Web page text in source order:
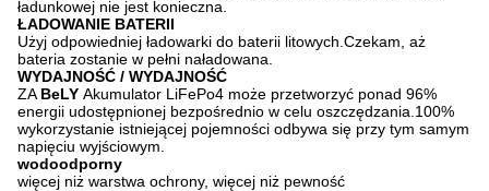
ładunkowej nie jest konieczna.
ŁADOWANIE BATERII
Użyj odpowiedniej ładowarki do baterii litowych.Czekam, aż
bateria zostanie w pełni naładowana.
WYDAJNOŚĆ / WYDAJNOŚĆ
ZA BeLY Akumulator LiFePo4 może przetworzyć ponad 96%
energii udostępnionej bezpośrednio w celu oszczędzania.100%
wykorzystanie istniejącej pojemności odbywa się przy tym samym
napięciu wyjściowym.
wodoodporny
więcej niż warstwa ochrony, więcej niż pewność